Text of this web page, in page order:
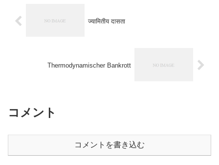
ज्यामितीय दासता
Thermodynamischer Bankrott
コメント
コメントを書き込む